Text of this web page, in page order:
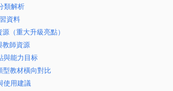
類解析
資料
（重大升級亮點）
教師資源
與能力目标
教材橫向對比
使用建議